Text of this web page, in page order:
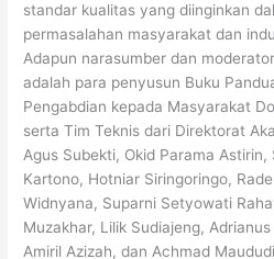
standar kualitas yang diinginkan
permasalahan masyarakat dan
Adapun narasumber dan
adalah para penyusun Buku
Pengabdian kepada Masyarakat
serta Tim Teknis dari Direktorat
Agus Subekti, Okid Parama
Kartono, Hotniar Siringoringo,
Widnyana, Suparni Setyowati
Muzakhar, Lilik Sudiajeng,
Amiril Azizah, dan Achmad